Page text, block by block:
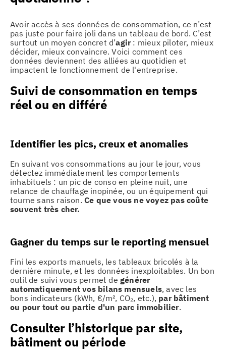
Avoir accès à ses données de consommation, ce n’est
pas juste pour faire joli dans un tableau de bord. C’est
surtout un moyen concret d’agir : mieux piloter, mieux
décider, mieux convaincre. Voici comment ces
données deviennent des alliées au quotidien et
impactent le fonctionnement de l'entreprise.
Suivi de consommation en temps
réel ou en différé
Identifier les pics, creux et anomalies
En suivant vos consommations au jour le jour, vous
détectez immédiatement les comportements
inhabituels : un pic de conso en pleine nuit, une
relance de chauffage inopinée, ou un équipement qui
tourne sans raison. Ce que vous ne voyez pas coûte
souvent très cher.
Gagner du temps sur le reporting mensuel
Fini les exports manuels, les tableaux bricolés à la
dernière minute, et les données inexploitables. Un bon
outil de suivi vous permet de générer
automatiquement vos bilans mensuels, avec les
bons indicateurs (kWh, €/m², CO₂, etc.), par bâtiment
ou pour tout ou partie d'un parc immobilier.
Consulter l’historique par site,
bâtiment ou période